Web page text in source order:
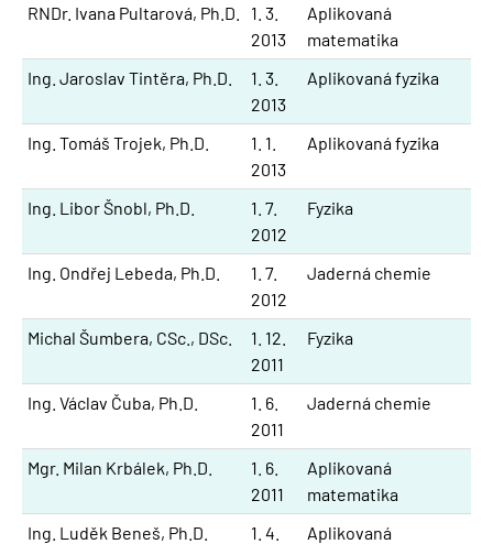
RNDr. Ivana Pultarová, Ph.D.
1. 3.
2013
Aplikovaná
matematika
Ing. Jaroslav Tintěra, Ph.D.
1. 3.
2013
Aplikovaná fyzika
Ing. Tomáš Trojek, Ph.D.
1. 1.
2013
Aplikovaná fyzika
Ing. Libor Šnobl, Ph.D.
1. 7.
2012
Fyzika
Ing. Ondřej Lebeda, Ph.D.
1. 7.
2012
Jaderná chemie
Michal Šumbera, CSc., DSc.
1. 12.
2011
Fyzika
Ing. Václav Čuba, Ph.D.
1. 6.
2011
Jaderná chemie
Mgr. Milan Krbálek, Ph.D.
1. 6.
2011
Aplikovaná
matematika
Ing. Luděk Beneš, Ph.D.
1. 4.
Aplikovaná